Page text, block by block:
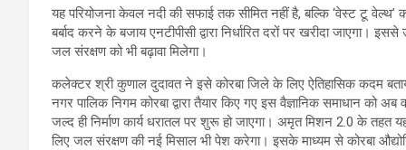
यह परियोजना केवल नदी की सफाई तक सीमित नहीं है, बल्कि ‘वेस्ट टू वेल्थ’
बर्बाद करने के बजाय एनटीपीसी द्वारा निर्धारित दरों पर खरीदा जाएगा।
जल संरक्षण को भी बढ़ावा मिलेगा।
कलेक्टर श्री कुणाल दुदावत ने इसे कोरबा जिले के लिए ऐतिहासिक कदम
नगर पालिक निगम कोरबा द्वारा तैयार किए गए इस वैज्ञानिक समाधान को
जल्द ही निर्माण कार्य धरातल पर शुरू हो जाएगा। अमृत मिशन 2.0 के तहत
लिए जल संरक्षण की नई मिसाल भी पेश करेगा। इसके माध्यम से कोरबा